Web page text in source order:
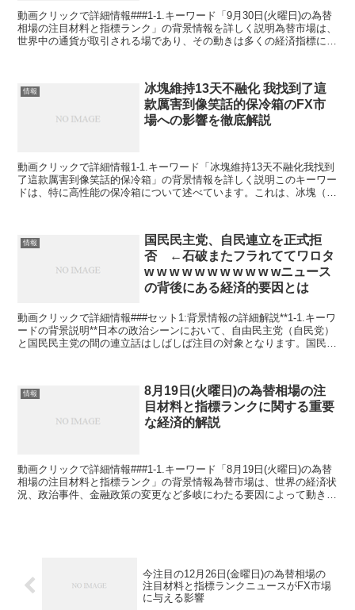
動画クリックで詳細情報###1-1.キーワード「9月30日(火曜日)の為替
相場の注目材料と指標ランク」の背景情報を詳しく説明為替市場は、
世界中の通貨が取引される場であり、その動きは多くの経済指標に左
情報
冰塊維持13天不融化 我找到了這
款厲害到像笑話的保冷箱のFX市
場への影響を徹底解説
動画クリックで詳細情報1-1.キーワード「冰塊維持13天不融化我找到
了這款厲害到像笑話的保冷箱」の背景情報を詳しく説明このキーワー
ドは、特に高性能の保冷箱について述べています。これは、冰塊（氷
情報
国民民主党、自民連立を正式拒
否 ←石破またフラれててワロタ
w w w w w w w w w w wニュース
の背後にある経済的要因とは
動画クリックで詳細情報###セット1:背景情報の詳細解説**1-1.キーワ
ードの背景説明**日本の政治シーンにおいて、自由民主党（自民党）
と国民民主党の間の連立話はしばしば注目の対象となります。国民民
情報
8月19日(火曜日)の為替相場の注
目材料と指標ランクに関する重要
な経済的解説
動画クリックで詳細情報###1-1.キーワード「8月19日(火曜日)の為替
相場の注目材料と指標ランク」の背景情報為替市場は、世界の経済状
況、政治事件、金融政策の変更など多岐にわたる要因によって動きま
今注目の12月26日(金曜日)の為替相場の
注目材料と指標ランクニュースがFX市場
に与える影響